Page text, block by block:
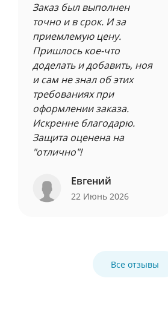
Заказ был выполнен
точно и в срок. И за
приемлемую цену.
Пришлось кое-что
доделать и добавить, ноя
и сам не знал об этих
требованиях при
оформлении заказа.
Искренне благодарю.
Защита оценена на
"отлично"!
Евгений
22 Июнь 2026
Все отзывы